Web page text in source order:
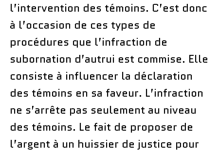
l’intervention des témoins. C’est donc
à l’occasion de ces types de
procédures que l’infraction de
subornation d’autrui est commise. Elle
consiste à influencer la déclaration
des témoins en sa faveur. L’infraction
ne s’arrête pas seulement au niveau
des témoins. Le fait de proposer de
l’argent à un huissier de justice pour